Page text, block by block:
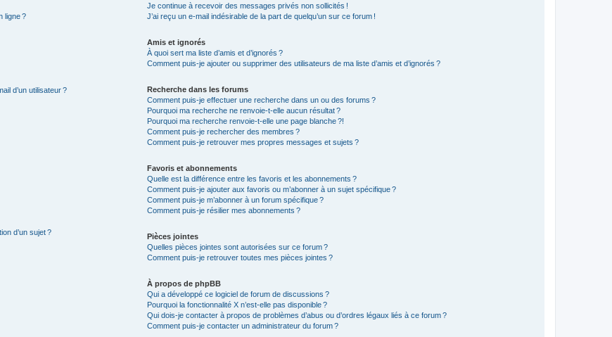
ligne ?
d’un utilisateur ?
d’un sujet ?
Je continue à recevoir des messages privés non sollicités !
J’ai reçu un e-mail indésirable de la part de quelqu’un sur ce forum !
Amis et ignorés
À quoi sert ma liste d’amis et d’ignorés ?
Comment puis-je ajouter ou supprimer des utilisateurs de ma liste d’amis et d’ignorés ?
Recherche dans les forums
Comment puis-je effectuer une recherche dans un ou des forums ?
Pourquoi ma recherche ne renvoie-t-elle aucun résultat ?
Pourquoi ma recherche renvoie-t-elle une page blanche ?!
Comment puis-je rechercher des membres ?
Comment puis-je retrouver mes propres messages et sujets ?
Favoris et abonnements
Quelle est la différence entre les favoris et les abonnements ?
Comment puis-je ajouter aux favoris ou m’abonner à un sujet spécifique ?
Comment puis-je m’abonner à un forum spécifique ?
Comment puis-je résilier mes abonnements ?
Pièces jointes
Quelles pièces jointes sont autorisées sur ce forum ?
Comment puis-je retrouver toutes mes pièces jointes ?
À propos de phpBB
Qui a développé ce logiciel de forum de discussions ?
Pourquoi la fonctionnalité X n’est-elle pas disponible ?
Qui dois-je contacter à propos de problèmes d’abus ou d’ordres légaux liés à ce forum ?
Comment puis-je contacter un administrateur du forum ?